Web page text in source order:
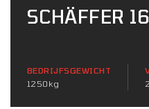
SCHÄFFER
BEDRIJFSGEWICHT
1250kg